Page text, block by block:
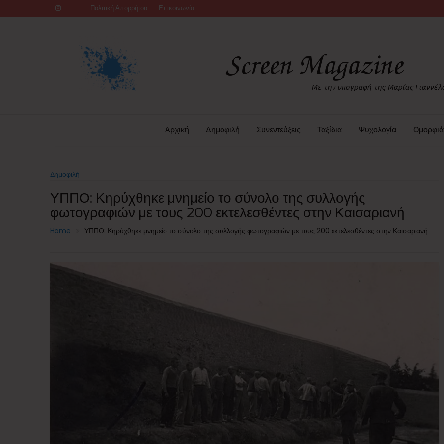
to
Πολιτική Απορρήτου Επικοινωνία
Αρχική Δημοφιλή Συνεντεύξεις Ταξίδια Ψυχολογία Ομορφιά
Δημοφιλή
ΥΠΠΟ: Κηρύχθηκε μνημείο το σύνολο της συλλογής
φωτογραφιών με τους 200 εκτελεσθέντες στην Καισαριανή
Home ΥΠΠΟ: Κηρύχθηκε μνημείο το σύνολο της συλλογής φωτογραφιών με τους 200 εκτελεσθέντες στην Καισαριανή